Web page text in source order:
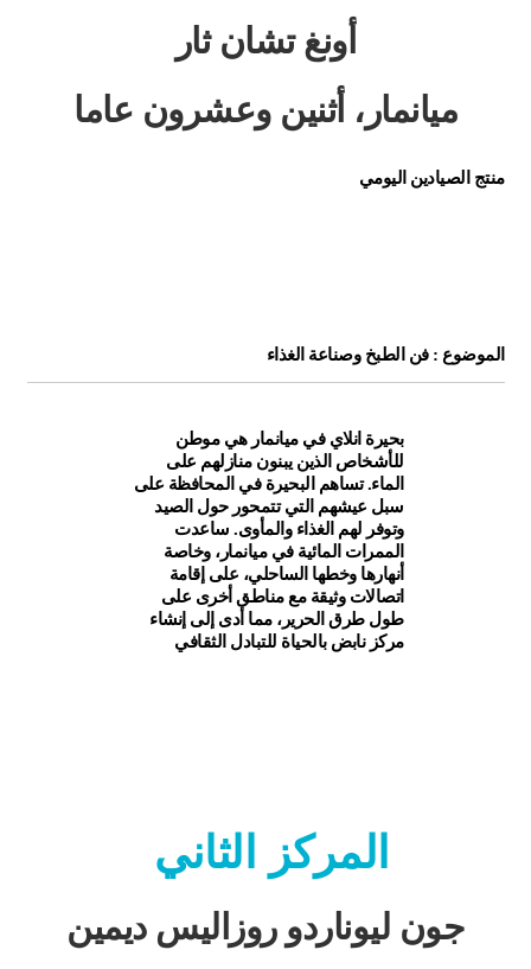
أونغ تشان ثار
ميانمار، أثنين وعشرون عاما
منتج الصيادين اليومي
الموضوع : فن الطبخ وصناعة الغذاء
بحيرة انلاي في ميانمار هي موطن
للأشخاص الذين يبنون منازلهم على
الماء. تساهم البحيرة في المحافظة على
سبل عيشهم التي تتمحور حول الصيد
وتوفر لهم الغذاء والمأوى. ساعدت
الممرات المائية في ميانمار، وخاصة
أنهارها وخطها الساحلي، على إقامة
اتصالات وثيقة مع مناطق أخرى على
طول طرق الحرير، مما أدى إلى إنشاء
مركز نابض بالحياة للتبادل الثقافي
المركز الثاني
جون ليوناردو روزاليس ديمين